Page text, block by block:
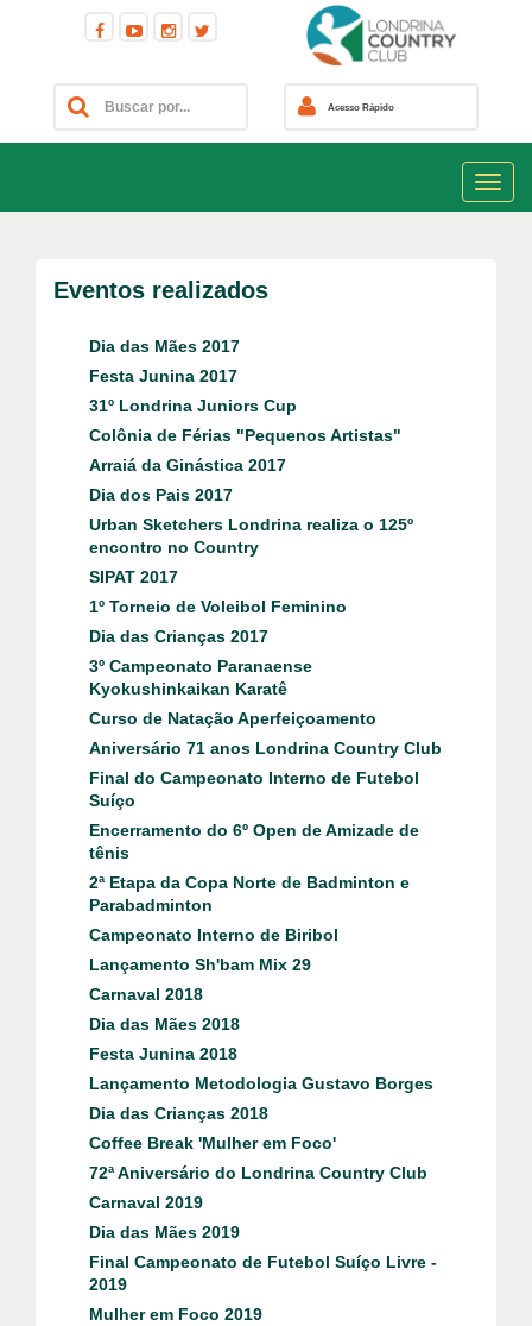
Acesso Rápido
Eventos realizados
Dia das Mães 2017
Festa Junina 2017
31º Londrina Juniors Cup
Colônia de Férias "Pequenos Artistas"
Arraiá da Ginástica 2017
Dia dos Pais 2017
Urban Sketchers Londrina realiza o 125º
encontro no Country
SIPAT 2017
1º Torneio de Voleibol Feminino
Dia das Crianças 2017
3º Campeonato Paranaense
Kyokushinkaikan Karatê
Curso de Natação Aperfeiçoamento
Aniversário 71 anos Londrina Country Club
Final do Campeonato Interno de Futebol
Suíço
Encerramento do 6º Open de Amizade de
tênis
2ª Etapa da Copa Norte de Badminton e
Parabadminton
Campeonato Interno de Biribol
Lançamento Sh'bam Mix 29
Carnaval 2018
Dia das Mães 2018
Festa Junina 2018
Lançamento Metodologia Gustavo Borges
Dia das Crianças 2018
Coffee Break 'Mulher em Foco'
72ª Aniversário do Londrina Country Club
Carnaval 2019
Dia das Mães 2019
Final Campeonato de Futebol Suíço Livre -
2019
Mulher em Foco 2019